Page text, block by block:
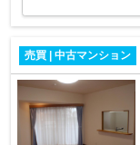
売買 | 中古マンション